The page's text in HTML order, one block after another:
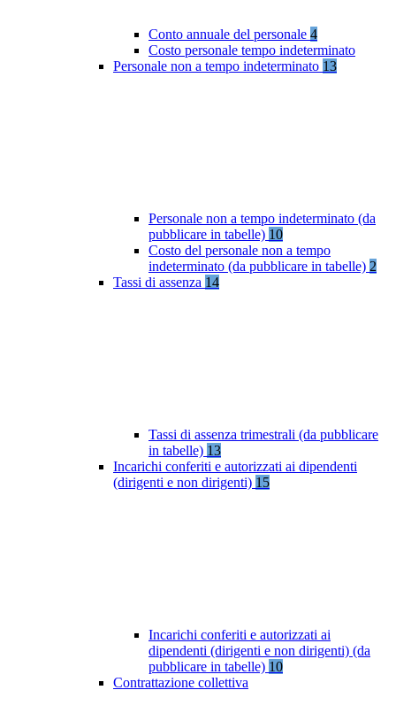
Conto annuale del personale 4
Costo personale tempo indeterminato
Personale non a tempo indeterminato 13
Personale non a tempo indeterminato (da
pubblicare in tabelle) 10
Costo del personale non a tempo
indeterminato (da pubblicare in tabelle) 2
Tassi di assenza 14
Tassi di assenza trimestrali (da pubblicare
in tabelle) 13
Incarichi conferiti e autorizzati ai dipendenti
(dirigenti e non dirigenti) 15
Incarichi conferiti e autorizzati ai
dipendenti (dirigenti e non dirigenti) (da
pubblicare in tabelle) 10
Contrattazione collettiva